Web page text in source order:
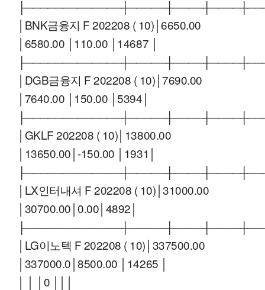
│BNK금융지 F 202208 ( 10)│6650.00
│6580.00 │110.00 │14687 │
│DGB금융지 F 202208 ( 10)│7690.00
│7640.00 │150.00 │5394│
│GKLF 202208 ( 10)│13800.00
│13650.00│-150.00 │1931│
│LX인터내셔 F 202208 ( 10)│31000.00
│30700.00│0.00│4892│
│LG이노텍 F 202208 ( 10)│337500.00
│337000.0│8500.00 │14265 │
│ │ │0 │││